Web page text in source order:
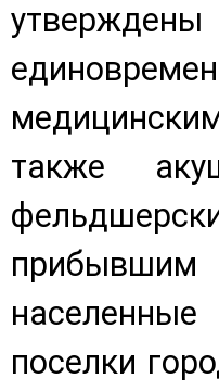
также
прибывшим
поселки